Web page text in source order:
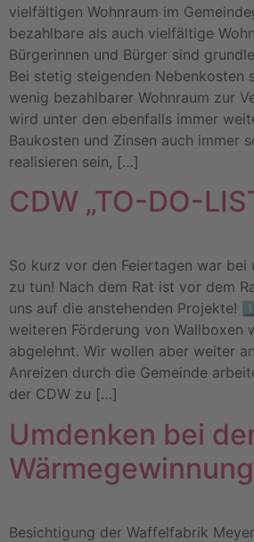
vielfältigen Wohnraum im
bezahlbare als auch vielfältige
Bürgerinnen und Bürger sind
Bei stetig steigenden Nebenkosten
wenig bezahlbarer Wohnraum zur
wird unter den ebenfalls immer
Baukosten und Zinsen auch immer
realisieren sein, […]
CDW „TO-DO-
So kurz vor den Feiertagen war bei
zu tun! Nach dem Rat ist vor dem
uns auf die anstehenden Projekte!
weiteren Förderung von Wallboxen
abgelehnt. Wir wollen aber weiter
Anreizen durch die Gemeinde
der CDW zu […]
Umdenken bei
Besichtigung der Waffelfabrik